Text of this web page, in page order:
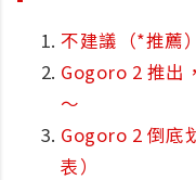
不建議（*推薦
Gogoro 2 推出
～
Gogoro 2 倒底
表）